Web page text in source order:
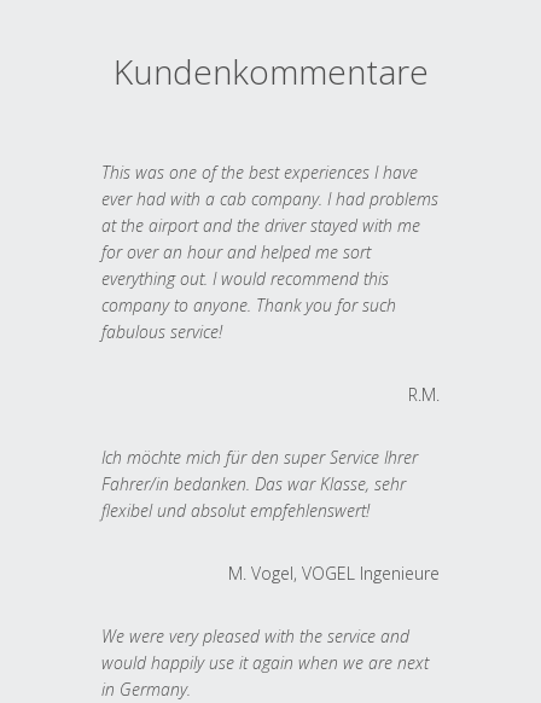
Kundenkommentare
This was one of the best experiences I have
ever had with a cab company. I had problems
at the airport and the driver stayed with me
for over an hour and helped me sort
everything out. I would recommend this
company to anyone. Thank you for such
fabulous service!
R.M.
Ich möchte mich für den super Service Ihrer
Fahrer/in bedanken. Das war Klasse, sehr
flexibel und absolut empfehlenswert!
M. Vogel, VOGEL Ingenieure
We were very pleased with the service and
would happily use it again when we are next
in Germany.